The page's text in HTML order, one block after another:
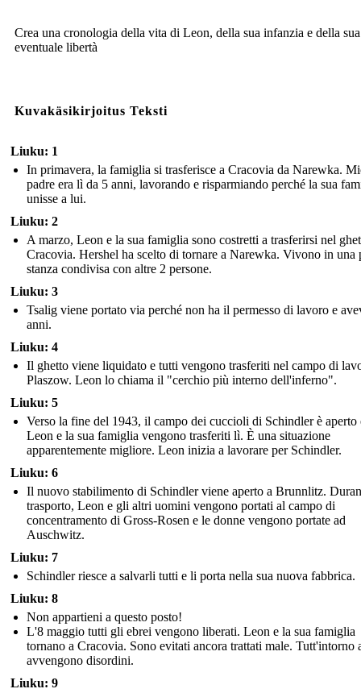
Crea una cronologia della vita di Leon, della sua infanzia e della sua
eventuale libertà
Kuvakäsikirjoitus Teksti
Liuku: 1
In primavera, la famiglia si trasferisce a Cracovia da Narewka.
padre era lì da 5 anni, lavorando e risparmiando perché la sua
unisse a lui.
Liuku: 2
A marzo, Leon e la sua famiglia sono costretti a trasferirsi nel
Cracovia. Hershel ha scelto di tornare a Narewka. Vivono in una
stanza condivisa con altre 2 persone.
Liuku: 3
Tsalig viene portato via perché non ha il permesso di lavoro e
anni.
Liuku: 4
Il ghetto viene liquidato e tutti vengono trasferiti nel campo di
Plaszow. Leon lo chiama il "cerchio più interno dell'inferno".
Liuku: 5
Verso la fine del 1943, il campo dei cuccioli di Schindler è aperto
Leon e la sua famiglia vengono trasferiti lì. È una situazione
apparentemente migliore. Leon inizia a lavorare per Schindler.
Liuku: 6
Il nuovo stabilimento di Schindler viene aperto a Brunnlitz.
trasporto, Leon e gli altri uomini vengono portati al campo di
concentramento di Gross-Rosen e le donne vengono portate ad
Auschwitz.
Liuku: 7
Schindler riesce a salvarli tutti e li porta nella sua nuova fabbrica.
Liuku: 8
Non appartieni a questo posto!
L'8 maggio tutti gli ebrei vengono liberati. Leon e la sua famiglia
tornano a Cracovia. Sono evitati ancora trattati male. Tutt'intorno
avvengono disordini.
Liuku: 9